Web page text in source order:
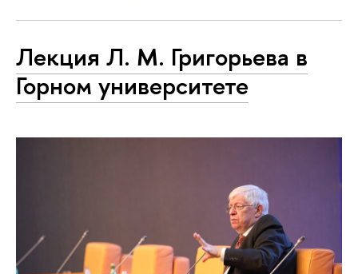
Лекция Л. М. Григорьева в
Горном университете